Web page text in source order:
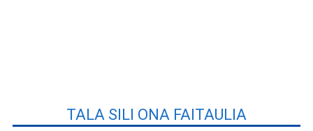
TALA SILI ONA FAITAULIA